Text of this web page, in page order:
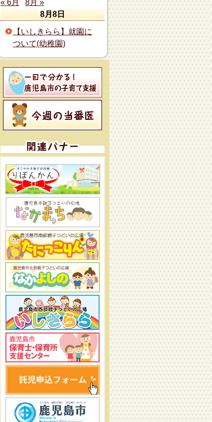
« 6月
8月 »
8月8日
【いしきらら】就園に
ついて(幼稚園)